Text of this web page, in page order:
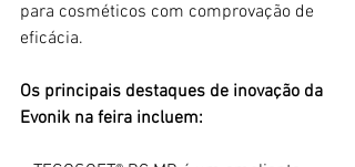
para cosméticos com comprovação de
eficácia.
Os principais destaques de inovação da
Evonik na feira incluem: